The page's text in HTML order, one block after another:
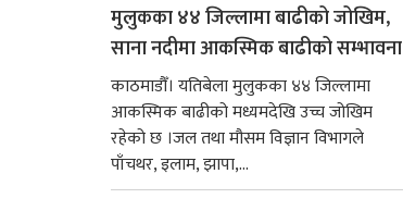
मुलुकका ४४ जिल्लामा बाढीको जोखिम,
साना नदीमा आकस्मिक बाढीको सम्भावना
काठमाडौँ। यतिबेला मुलुकका ४४ जिल्लामा
आकस्मिक बाढीको मध्यमदेखि उच्च जोखिम
रहेको छ ।जल तथा मौसम विज्ञान विभागले
पाँचथर, इलाम, झापा,...